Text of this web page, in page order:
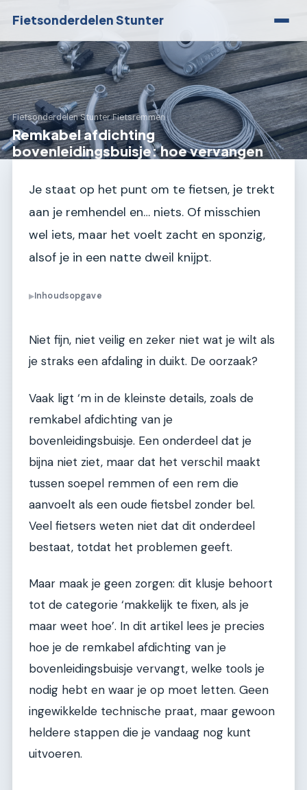
Fietsonderdelen Stunter
Fietsonderdelen Stunter›Fietsremmen
Remkabel afdichting
bovenleidingsbuisje: hoe vervangen
Je staat op het punt om te fietsen, je trekt
aan je remhendel en… niets. Of misschien
wel iets, maar het voelt zacht en sponzig,
alsof je in een natte dweil knijpt.
▶Inhoudsopgave
Niet fijn, niet veilig en zeker niet wat je wilt als
je straks een afdaling in duikt. De oorzaak?
Vaak ligt ‘m in de kleinste details, zoals de
remkabel afdichting van je
bovenleidingsbuisje. Een onderdeel dat je
bijna niet ziet, maar dat het verschil maakt
tussen soepel remmen of een rem die
aanvoelt als een oude fietsbel zonder bel.
Veel fietsers weten niet dat dit onderdeel
bestaat, totdat het problemen geeft.
Maar maak je geen zorgen: dit klusje behoort
tot de categorie ‘makkelijk te fixen, als je
maar weet hoe’. In dit artikel lees je precies
hoe je de remkabel afdichting van je
bovenleidingsbuisje vervangt, welke tools je
nodig hebt en waar je op moet letten. Geen
ingewikkelde technische praat, maar gewoon
heldere stappen die je vandaag nog kunt
uitvoeren.